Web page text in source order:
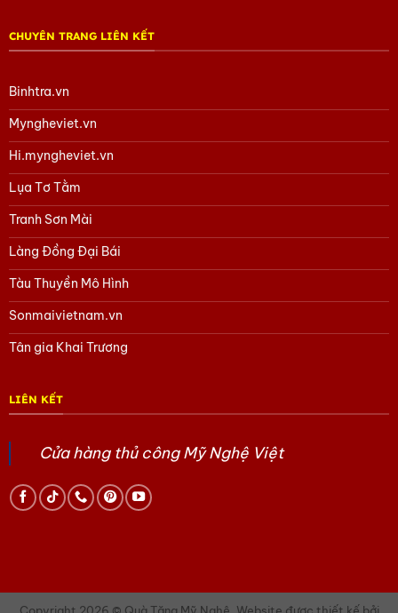
CHUYÊN TRANG LIÊN KẾT
Binhtra.vn
Myngheviet.vn
Hi.myngheviet.vn
Lụa Tơ Tằm
Tranh Sơn Mài
Làng Đồng Đại Bái
Tàu Thuyền Mô Hình
Sonmaivietnam.vn
Tân gia Khai Trương
LIÊN KẾT
Cửa hàng thủ công Mỹ Nghệ Việt